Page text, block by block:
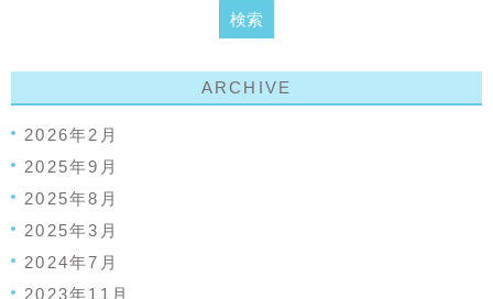
ARCHIVE
2026年2月
2025年9月
2025年8月
2025年3月
2024年7月
2023年11月